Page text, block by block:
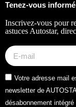
Tenez-vous informé
Inscrivez-vous pour
astuces Autostar,
Votre adresse mail
newsletter de
désabonnement